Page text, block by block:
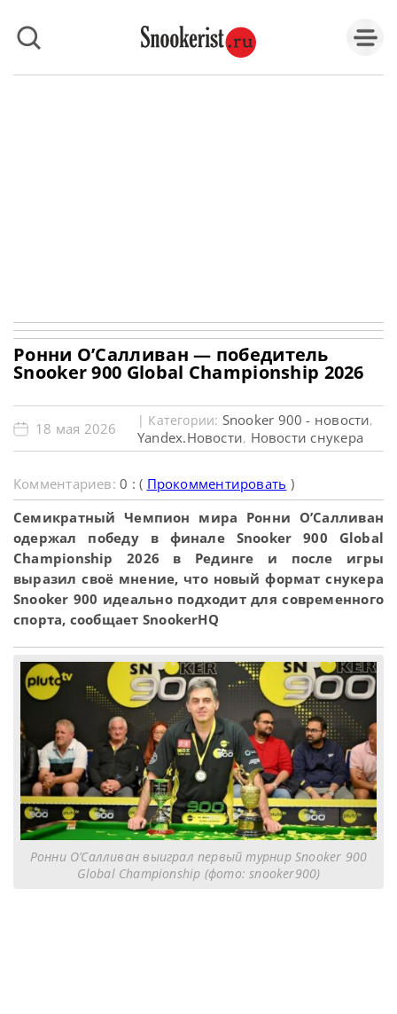
Ронни О’Салливан — победитель
Snooker 900 Global Championship 2026
18 мая 2026 | Категории: Snooker 900 - новости,
Yandex.Новости, Новости снукера
Комментариев:0 : ( Прокомментировать )
Семикратный Чемпион мира Ронни О’Салливан
одержал победу в финале Snooker 900 Global
Championship 2026 в Рединге и после игры
выразил своё мнение, что новый формат снукера
Snooker 900 идеально подходит для современного
спорта, сообщает SnookerHQ
Ронни О’Салливан выиграл первый турнир Snooker 900
Global Championship (фото: snooker900)